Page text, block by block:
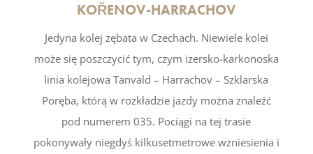
KOŘENOV-HARRACHOV
Jedyna kolej zębata w Czechach. Niewiele kolei
może się poszczycić tym, czym izersko-karkonoska
linia kolejowa Tanvald – Harrachov – Szklarska
Poręba, którą w rozkładzie jazdy można znaleźć
pod numerem 035. Pociągi na tej trasie
pokonywały niegdyś kilkusetmetrowe wzniesienia i